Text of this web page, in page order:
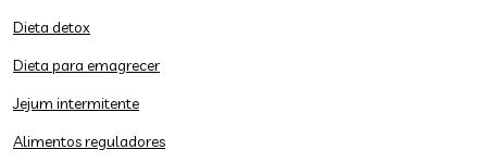
Dieta detox
Dieta para emagrecer
Jejum intermitente
Alimentos reguladores